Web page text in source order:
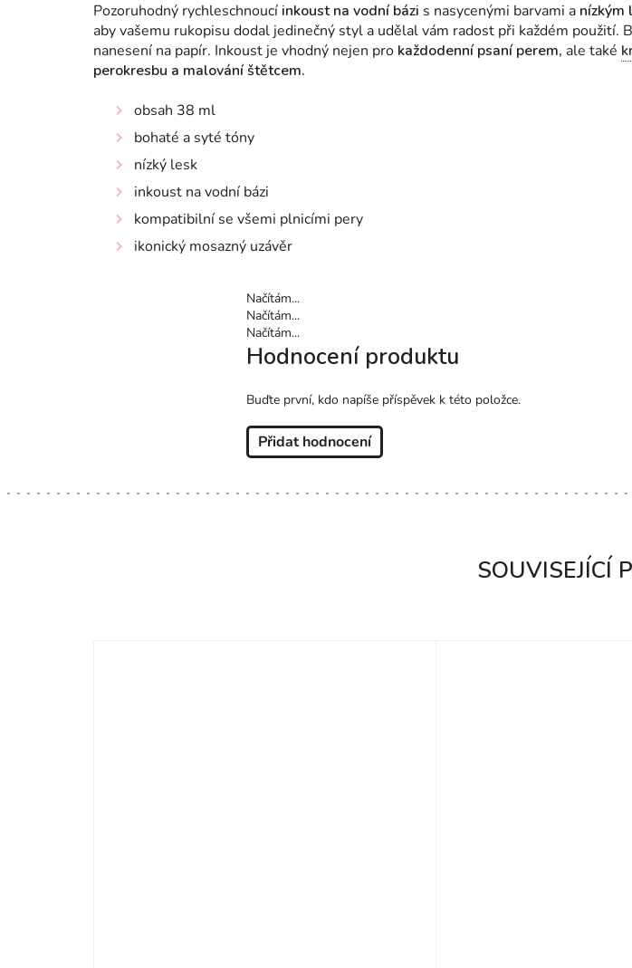
SOUVISEJÍCÍ
Pozoruhodný rychleschnoucí inkoust na vodní bázi s nasycenými barvami a nízkým
aby vašemu rukopisu dodal jedinečný styl a udělal vám radost při každém použití.
nanesení na papír. Inkoust je vhodný nejen pro každodenní psaní perem, ale také
perokresbu a malování štětcem.
obsah 38 ml
bohaté a syté tóny
nízký lesk
inkoust na vodní bázi
kompatibilní se všemi plnicími pery
ikonický mosazný uzávěr
Načítám...
Načítám...
Načítám...
Hodnocení produktu
Buďte první, kdo napíše příspěvek k této položce.
Přidat hodnocení